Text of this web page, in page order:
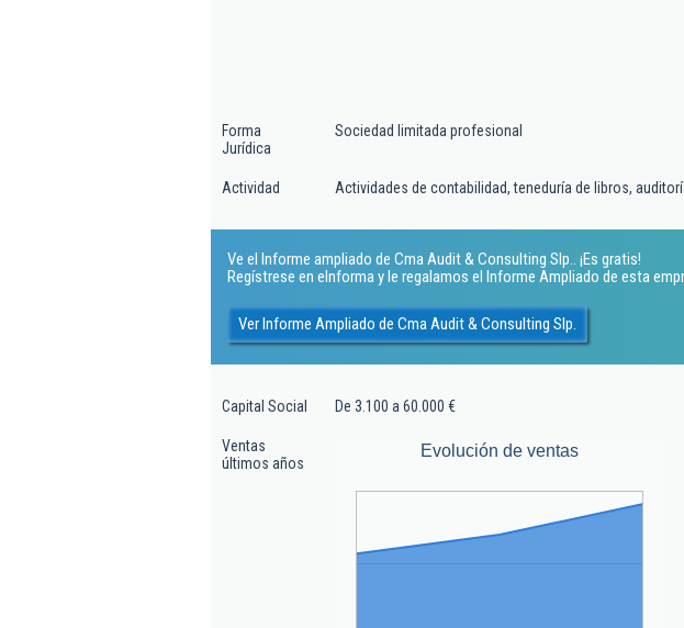
Forma
Jurídica
Sociedad limitada profesional
Actividad Actividades de contabilidad, teneduría de libros,
Ve el Informe ampliado de Cma Audit & Consulting Slp.. ¡Es gratis!
Regístrese en eInforma y le regalamos el Informe Ampliado de esta
Ver Informe Ampliado de Cma Audit & Consulting Slp.
Capital Social De 3.100 a 60.000 €
Ventas
últimos años
Evolución de ventas